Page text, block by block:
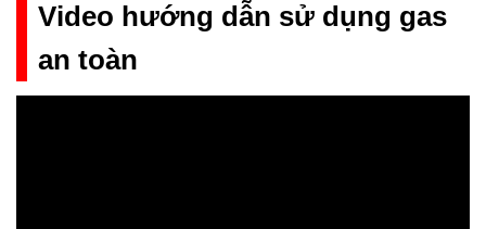
Video hướng dẫn sử dụng gas
an toàn